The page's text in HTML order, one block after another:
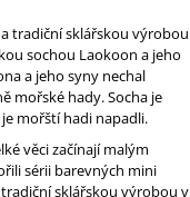
tradiční sklářskou
sochou Laokoon a jeho
a jeho syny nechal
mořské hady. Socha je
mořští hadi napadli.
věci začínají malým
sérii barevných mini
sklářskou výrobou v